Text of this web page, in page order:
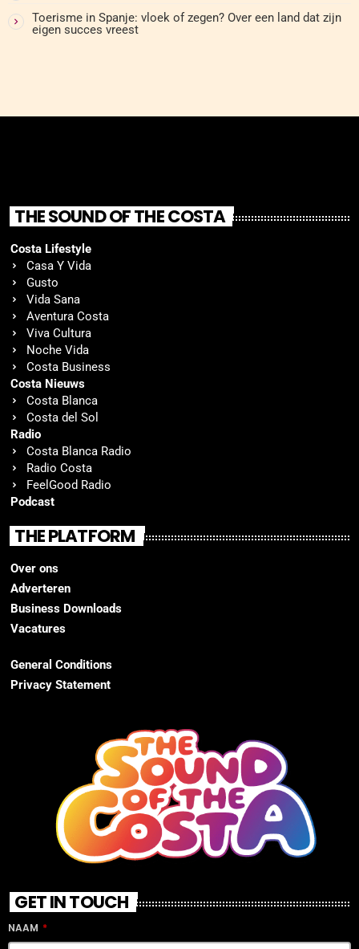
Toerisme in Spanje: vloek of zegen? Over een land dat zijn
eigen succes vreest
THE SOUND OF THE COSTA
Costa Lifestyle
Casa Y Vida
Gusto
Vida Sana
Aventura Costa
Viva Cultura
Noche Vida
Costa Business
Costa Nieuws
Costa Blanca
Costa del Sol
Radio
Costa Blanca Radio
Radio Costa
FeelGood Radio
Podcast
THE PLATFORM
Over ons
Adverteren
Business Downloads
Vacatures
General Conditions
Privacy Statement
GET IN TOUCH
NAAM